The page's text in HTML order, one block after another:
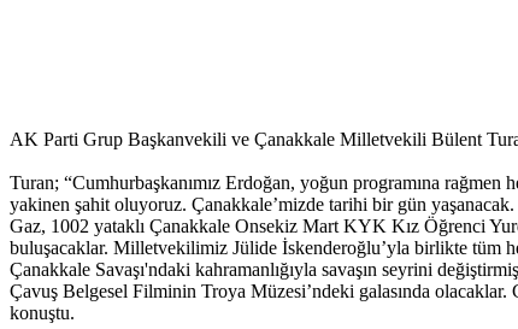
AK Parti Grup Başkanvekili ve Çanakkale Milletvekili Bülent
Turan; “Cumhurbaşkanımız Erdoğan, yoğun programına rağmen
yakinen şahit oluyoruz. Çanakkale’mizde tarihi bir gün
Gaz, 1002 yataklı Çanakkale Onsekiz Mart KYK Kız Öğrenci
buluşacaklar. Milletvekilimiz Jülide İskenderoğlu’yla birlikte tüm
Çanakkale Savaşı'ndaki kahramanlığıyla savaşın seyrini
Çavuş Belgesel Filminin Troya Müzesi’ndeki galasında
konuştu.